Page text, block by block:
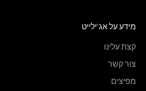
מידע על אג'ילייט
קצת עלינו
צור קשר
מפיצים